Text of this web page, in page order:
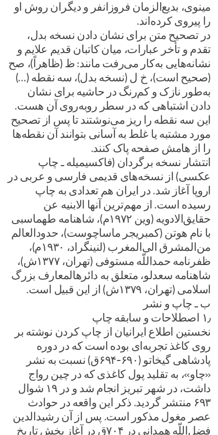
مینوی، بدیع‌الزمان فروزانفر و دیگران روش او
را پیروی کرده‌اند.
در تصحیح متن برای نشان دادن نسخه بدل،
تقدم و تأخر عبارات، میان کاتبان قدیم علایم و
نشانه‌هایی به‌کار می‌رفت مانند: ظ (ظاهراً)، صح
(صحیح است)، خ ل (نسخه بدل)، سه نقطه (…)
به‌طور نازک و کم‌رنگ در حاشیه برای نشان
دادن اشتباهی که در سطر روبه‌روی آن هست.
این سه نقطه را ریز می‌نوشتند تا پس از تصحیح
مورد مشتبه یا غلط به آسانی بتوانند آن نقطه‌ها
را از هامش صفحه پاک کنند.
انتشار نسخه برگردان (فاکسیمیله ـ چاپ
عکسی) از نسخه‌های قدیمی فارسی و عربی در
اروپا آغاز شد. در ایران هم تعدادی به چاپ
رسیده است. از مهم‌ترین آنها الابنیه عن
حقایق‌الادویه (وین ۱۹۷۲م)، شاهنامه طهماسبی
با نام هوتن (کمبریجر ماساچوست)، حدودالعالم
من‌المشرق الی‌المغرب (لنینگراد، ۱۹۳۰م)،
ظفرنامه حمداللّه مستوفی (تهران، ۱۳۷۷ش)،
شاهنامه سعدلو، متعلق به دائرهالمعارف بزرگ
اسلامی (تهران، ۱۳۷۹ش) از این قبیل است.
ب ـ چاپ و نشر
۱٫ اصطلاحات و سابقه چاپ
نخستین اطلاع ایرانیان از چاپ کردن نوشته بر
روی کاغذ تجربه‌ای بوده است که در دوره
پادشاهی گیخاتو (۶۹۰-۶۹۴ق) نسبت به نشر
«چاو»، به تقلید پول کاغذی که در چین رواج
داشت، در شهر تبریز انجام شد و در ۱۹ شوال
۶۹۳ منتشر گردید. ذکر این واقعه در حوادث
عصر مغول مذکور است. پس از آن رشیدالدین
فضل‌اللّه همدانی در ۷۰۴ق در آغاز بخش تاریخ